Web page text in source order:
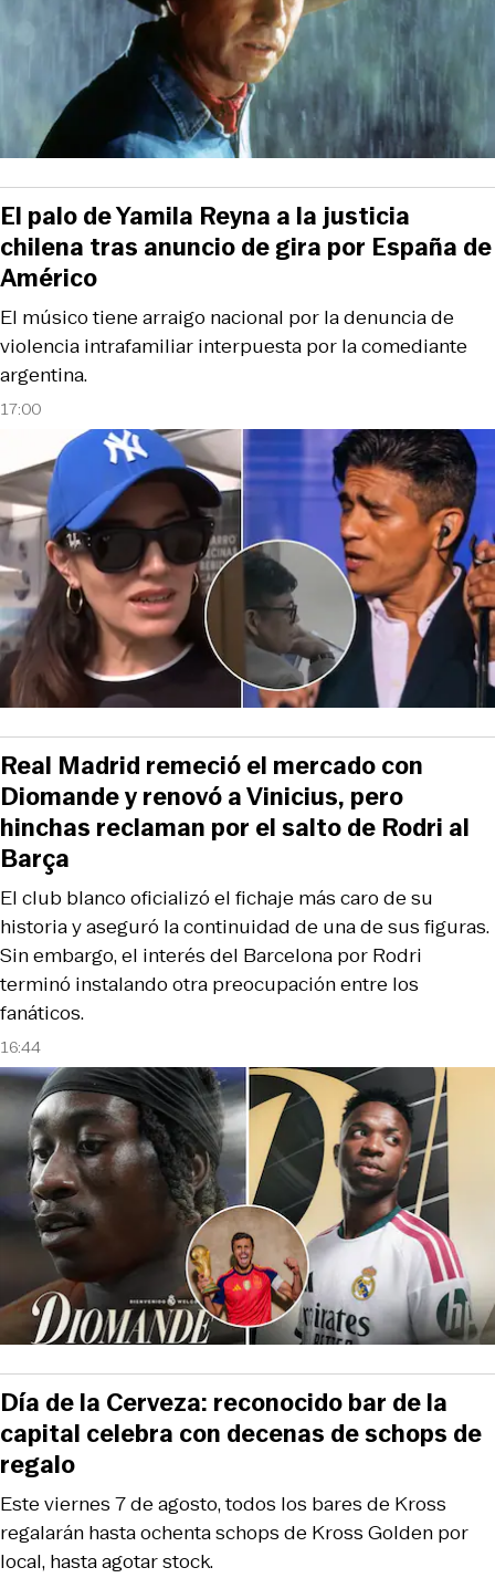
17:00
El músico tiene arraigo nacional por la denuncia de
violencia intrafamiliar interpuesta por la comediante
argentina.
El palo de Yamila Reyna a la justicia
chilena tras anuncio de gira por España de
Américo
16:44
El club blanco oficializó el fichaje más caro de su
historia y aseguró la continuidad de una de sus figuras.
Sin embargo, el interés del Barcelona por Rodri
terminó instalando otra preocupación entre los
fanáticos.
Real Madrid remeció el mercado con
Diomande y renovó a Vinicius, pero
hinchas reclaman por el salto de Rodri al
Barça
Este viernes 7 de agosto, todos los bares de Kross
regalarán hasta ochenta schops de Kross Golden por
local, hasta agotar stock.
Día de la Cerveza: reconocido bar de la
capital celebra con decenas de schops de
regalo